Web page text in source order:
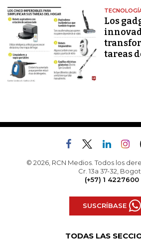
Los
tareas
© 2026, RCN Medios. Todos los
Cr. 13a 37-32,
(+57) 1 4227600
SUSCRÍBASE
TODAS LAS